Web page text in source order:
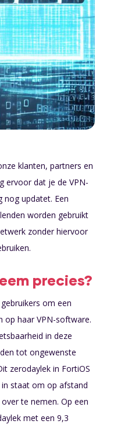
klanten, partners en
ervoor dat je de VPN-
nog updatet. Een
worden gebruikt
zonder hiervoor
precies?
om een
op haar VPN-software.
in deze
tot ongewenste
zerodaylek in FortiOS
in staat om op afstand
te nemen. Op een
met een 9,3